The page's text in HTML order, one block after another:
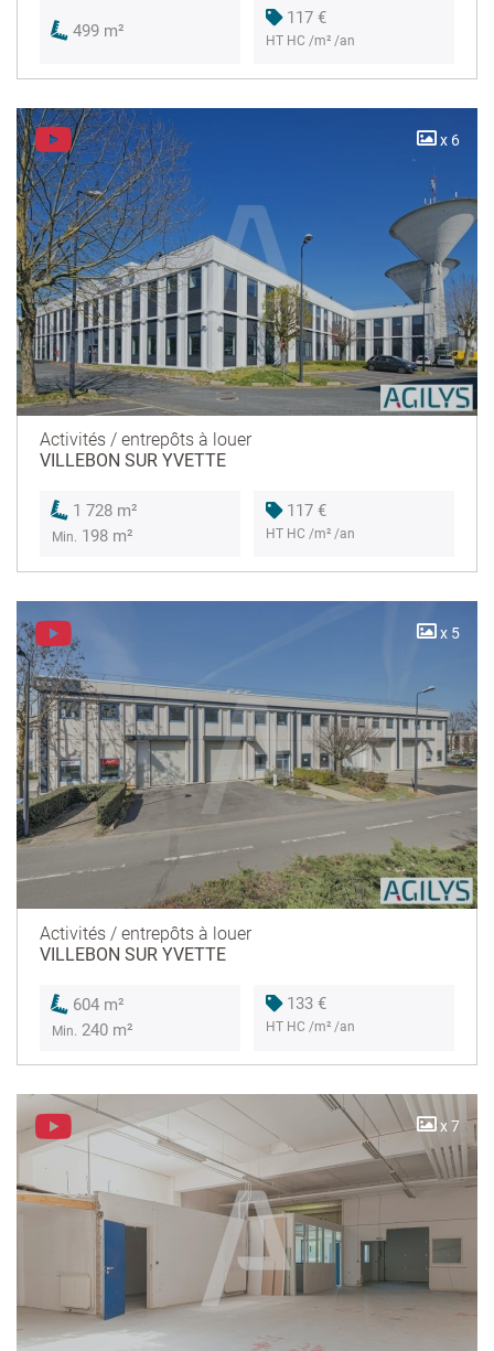
499 m²
117 €
HT HC /m² /an
x 6
Activités / entrepôts à louer
VILLEBON SUR YVETTE
1 728 m²
Min. 198 m²
117 €
HT HC /m² /an
x 5
Activités / entrepôts à louer
VILLEBON SUR YVETTE
604 m²
Min. 240 m²
133 €
HT HC /m² /an
x 7